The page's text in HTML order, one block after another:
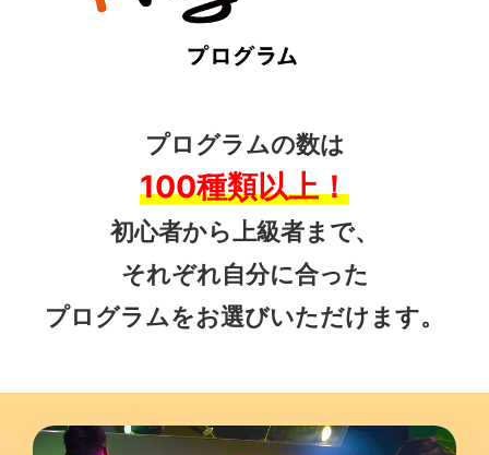
プログラムの数は
100種類以上！
初心者から上級者まで、
それぞれ自分に合った
プログラムをお選びいただけます。